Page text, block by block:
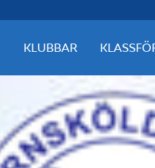
KLUBBAR